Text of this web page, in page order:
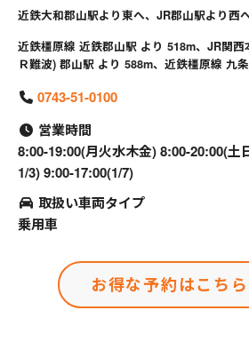
近鉄大和郡山駅より東へ、JR郡山駅より西
近鉄橿原線 近鉄郡山駅 より 518m、JR関西
Ｒ難波) 郡山駅 より 588m、近鉄橿原線 九
0743-51-0100
営業時間
8:00-19:00(月火水木金) 8:00-20:00(土
1/3) 9:00-17:00(1/7)
取扱い車両タイプ
乗用車
お得な予約はこちら